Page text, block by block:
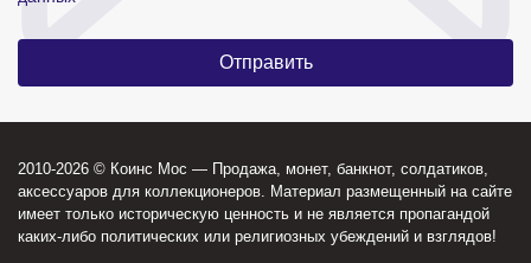
2010-2026 © Коинс Мос — Продажа, монет, банкнот, солдатиков,
аксессуаров для коллекционеров. Материал размещенный на сайте
имеет только историческую ценность и не является пропагандой
каких-либо политических или религиозных убеждений и взглядов!